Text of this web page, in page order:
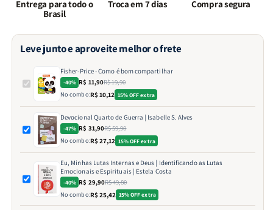
Entrega para todo o
Brasil
Troca em 7 dias Compra segura
Leve junto e aproveite melhor o frete
Fisher-Price - Como é bom compartilhar
-40% R$ 11,90R$ 19,90
No combo:R$ 10,12 15% OFF extra
Devocional Quarto de Guerra | Isabelle S. Alves
-47% R$ 31,90R$ 59,90
No combo:R$ 27,12 15% OFF extra
Eu, Minhas Lutas Internas e Deus | Identificando as Lutas
Emocionais e Espirituais | Estela Costa
-40% R$ 29,90R$ 49,80
No combo:R$ 25,42 15% OFF extra